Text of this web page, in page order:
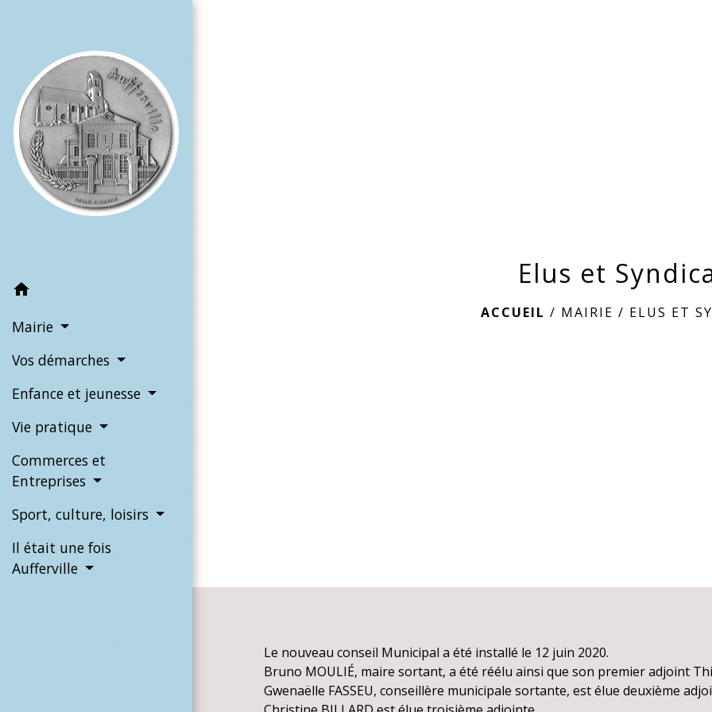
home
Mairie
Vos démarches
Enfance et jeunesse
Vie pratique
Commerces et
Entreprises
Sport, culture, loisirs
Il était une fois
Aufferville
Elus et
ACCUEIL / MAIRIE / ELUS ET
Le nouveau conseil Municipal a été installé le 12 juin 2020.
Bruno MOULIÉ, maire sortant, a été réélu ainsi que son premier adjoint
Gwenaëlle FASSEU, conseillère municipale sortante, est élue deuxième